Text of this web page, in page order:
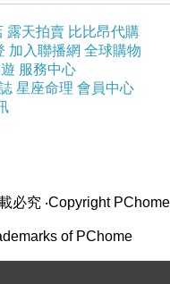
露天拍賣 比比昂代購
加入聯播網 全球購物
服務中心
星座命理 會員中心
必究 ‧Copyright PChome
of PChome